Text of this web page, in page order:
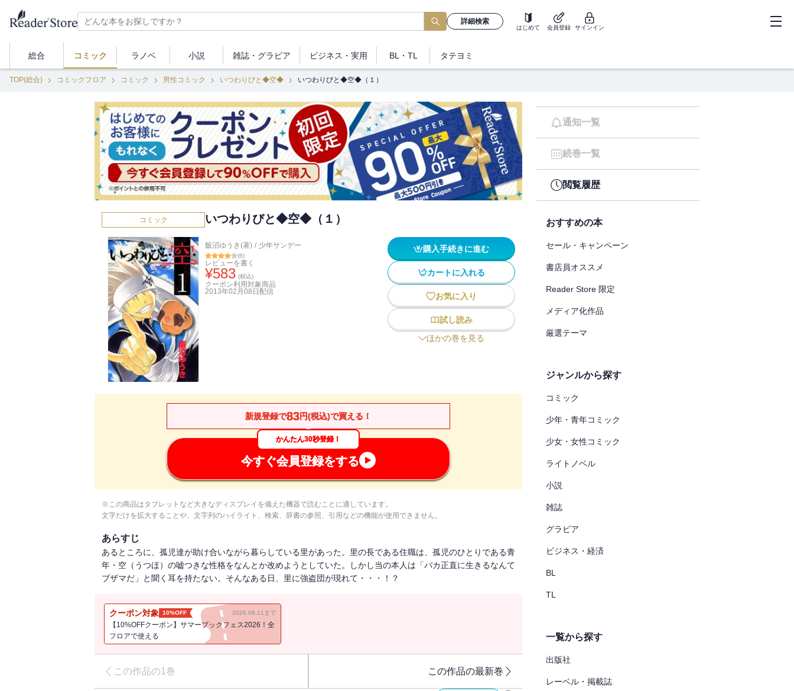
詳細検索
はじめて 会員登録 サインイン
総合 コミック ラノベ 小説 雑誌・ グラビア ビジネス ・実用 BL・TL タテヨミ
TOP(総合) コミックフロア コミック 男性コミック いつわりびと◆空◆ いつわりびと◆空◆（１）
コミック いつわりびと◆空◆（１）
飯沼ゆうき(著) / 少年サンデー
(6)
レビューを書く
¥583 (税込)
クーポン利用対象商品
2013年02月08日 配信
購入手続きに進む
カートに入れる
お気に入り
試し読み
ほかの巻を見る
新規登録で83円(税込)で買える！
かんたん30秒登録！
今すぐ会員登録をする
※この商品はタブレットなど大きなディスプレイを備えた機器で読むことに適しています。
文字だけを拡大することや、文字列のハイライト、検索、辞書の参照、引用などの機能が使用できません。
あらすじ
あるところに、孤児達が助け合いながら暮らしている里があった。里の長である住職は、孤児のひとりである青
年・空（うつほ）の嘘つきな性格をなんとか改めようとしていた。しかし当の本人は「バカ正直に生きるなんて
ブザマだ」と聞く耳を持たない。そんなある日、里に強盗団が現れて・・・！？
クーポン対象 10%OFF 2026.08.11まで
【10%OFFクーポン】サマーブックフェス2026！全
フロアで使える
この作品の1巻 この作品の最新巻
通知一覧
続巻一覧
閲覧履歴
おすすめの本
セール・キャンペーン
書店員オススメ
Reader Store 限定
メディア化作品
厳選テーマ
ジャンルから探す
コミック
少年・青年コミック
少女・女性コミック
ライトノベル
小説
雑誌
グラビア
ビジネス・経済
BL
TL
一覧から探す
出版社
レーベル・掲載誌